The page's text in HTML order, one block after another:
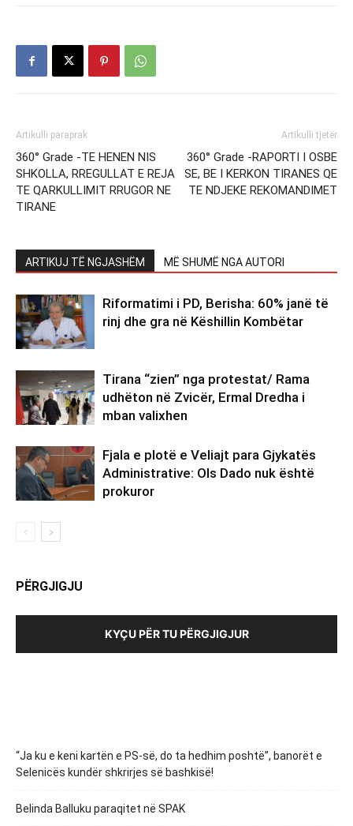
Artikulli paraprak
360° Grade -TE HENEN NIS
SHKOLLA, RREGULLAT E REJA
TE QARKULLIMIT RRUGOR NE
TIRANE
Artikulli tjetër
360° Grade -RAPORTI I OSBE
SE, BE I KERKON TIRANES QE
TE NDJEKE REKOMANDIMET
ARTIKUJ TË NGJASHËM MË SHUMË NGA AUTORI
Riformatimi i PD, Berisha: 60% janë të
rinj dhe gra në Këshillin Kombëtar
Tirana “zien” nga protestat/ Rama
udhëton në Zvicër, Ermal Dredha i
mban valixhen
Fjala e plotë e Veliajt para Gjykatës
Administrative: Ols Dado nuk është
prokuror
PËRGJIGJU
KYÇU PËR TU PËRGJIGJUR
“Ja ku e keni kartën e PS-së, do ta hedhim poshtë”, banorët e
Selenicës kundër shkrirjes së bashkisë!
Belinda Balluku paraqitet në SPAK